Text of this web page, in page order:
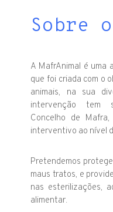
Sobre
A MafrAnimal é uma
que foi criada com o
animais, na sua
intervenção tem
Concelho de
interventivo ao nível
Pretendemos
maus tratos, e
nas esterilizações,
alimentar.